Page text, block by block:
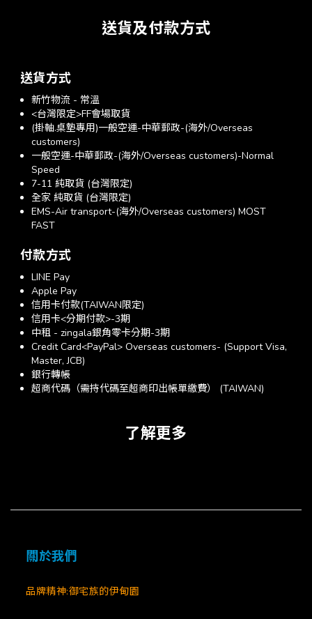
送貨及付款方式
送貨方式
新竹物流 - 常溫
<台灣限定>FF會場取貨
(掛軸.桌墊專用)一般空運-中華郵政-(海外/Overseas
customers)
一般空運-中華郵政-(海外/Overseas customers)-Normal
Speed
7-11 純取貨 (台灣限定)
全家 純取貨 (台灣限定)
EMS-Air transport-(海外/Overseas customers) MOST
FAST
付款方式
LINE Pay
Apple Pay
信用卡付款(TAIWAN限定)
信用卡<分期付款>-3期
中租 - zingala銀角零卡分期-3期
Credit Card<PayPal> Overseas customers- (Support Visa,
Master, JCB)
銀行轉帳
超商代碼（需持代碼至超商印出帳單繳費） (TAIWAN)
了解更多
關於我們
品牌精神:御宅族的伊甸園